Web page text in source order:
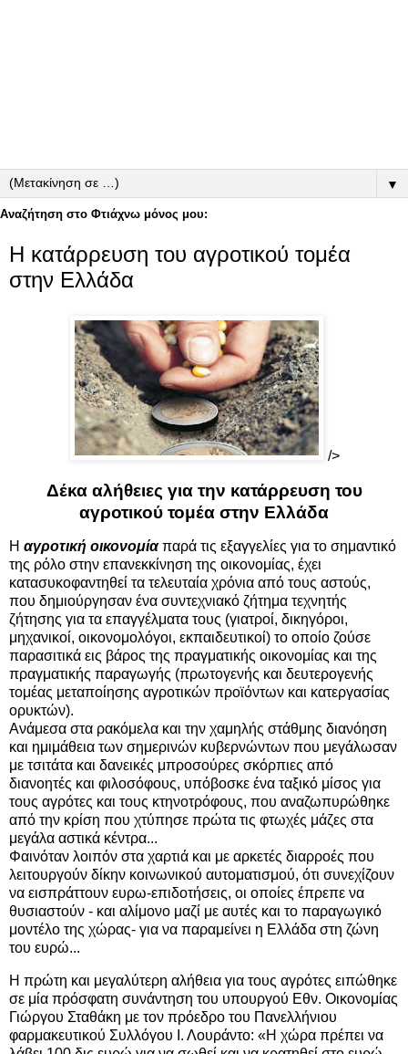
▼
Αναζήτηση στο Φτιάχνω μόνος μου:
Η κατάρρευση του αγροτικού τομέα
στην Ελλάδα
/>
Δέκα αλήθειες για την κατάρρευση του
αγροτικού τομέα στην Ελλάδα
Η αγροτική οικονομίαπαρά τις εξαγγελίες για το σημαντικό
της ρόλο στην επανεκκίνηση της οικονομίας, έχει
κατασυκοφαντηθεί τα τελευταία χρόνια από τους αστούς,
που δημιούργησαν ένα συντεχνιακό ζήτημα τεχνητής
ζήτησης για τα επαγγέλματα τους (γιατροί, δικηγόροι,
μηχανικοί, οικονομολόγοι, εκπαιδευτικοί) το οποίο ζούσε
παρασιτικά εις βάρος της πραγματικής οικονομίας και της
πραγματικής παραγωγής (πρωτογενής και δευτερογενής
τομέας μεταποίησης αγροτικών προϊόντων και κατεργασίας
ορυκτών).
Ανάμεσα στα ρακόμελα και την χαμηλής στάθμης διανόηση
και ημιμάθεια των σημερινών κυβερνώντων που μεγάλωσαν
με τσιτάτα και δανεικές μπροσούρες σκόρπιες από
διανοητές και φιλοσόφους, υπόβοσκε ένα ταξικό μίσος για
τους αγρότες και τους κτηνοτρόφους, που αναζωπυρώθηκε
από την κρίση που χτύπησε πρώτα τις φτωχές μάζες στα
μεγάλα αστικά κέντρα...
Φαινόταν λοιπόν στα χαρτιά και με αρκετές διαρροές που
λειτουργούν δίκην κοινωνικού αυτοματισμού, ότι συνεχίζουν
να εισπράττουν ευρω-επιδοτήσεις, οι οποίες έπρεπε να
θυσιαστούν - και αλίμονο μαζί με αυτές και το παραγωγικό
μοντέλο της χώρας- για να παραμείνει η Ελλάδα στη ζώνη
του ευρώ...
Η πρώτη και μεγαλύτερη αλήθεια για τους αγρότες ειπώθηκε
σε μία πρόσφατη συνάντηση του υπουργού Εθν. Οικονομίας
Γιώργου Σταθάκη με τον πρόεδρο του Πανελλήνιου
φαρμακευτικού Συλλόγου Ι. Λουράντο: «Η χώρα πρέπει να